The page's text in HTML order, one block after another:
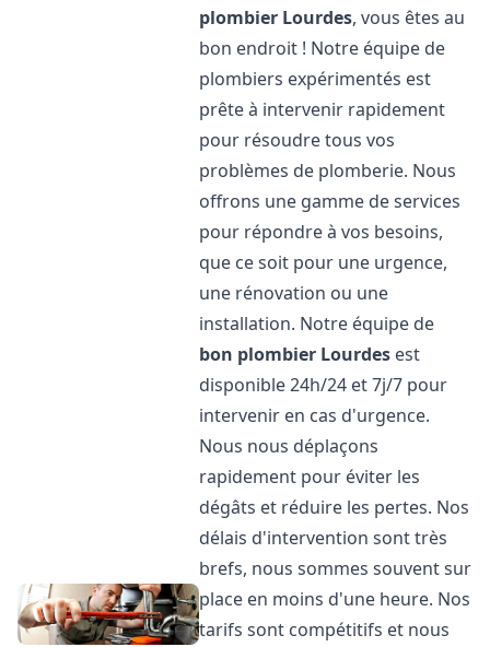
plombier Lourdes, vous êtes au
bon endroit ! Notre équipe de
plombiers expérimentés est
prête à intervenir rapidement
pour résoudre tous vos
problèmes de plomberie. Nous
offrons une gamme de services
pour répondre à vos besoins,
que ce soit pour une urgence,
une rénovation ou une
installation. Notre équipe de
bon plombier Lourdes est
disponible 24h/24 et 7j/7 pour
intervenir en cas d'urgence.
Nous nous déplaçons
rapidement pour éviter les
dégâts et réduire les pertes. Nos
délais d'intervention sont très
brefs, nous sommes souvent sur
place en moins d'une heure. Nos
tarifs sont compétitifs et nous